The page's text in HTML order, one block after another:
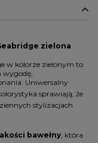
zielona
w kolorze zielonym to
wygodę,
Uniwersalny
sprawiają, że
stylizacjach
bawełny, która